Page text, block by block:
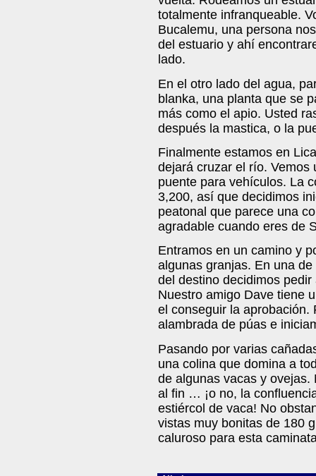
totalmente infranqueable.
Bucalemu, una persona
del estuario y ahí
lado.
En el otro lado del agua,
blanka, una planta que se
más como el apio. Usted
después la mastica, o la
Finalmente estamos en
dejará cruzar el río. Vemos
puente para vehículos. La
3,200, así que decidimos
peatonal que parece una
agradable cuando eres de
Entramos en un camino y
algunas granjas. En una
del destino decidimos
Nuestro amigo Dave tiene
el conseguir la aprobación.
alambrada de púas e
Pasando por varias
una colina que domina a
de algunas vacas y
al fin … ¡o no, la
estiércol de vaca! No
vistas muy bonitas de 180
caluroso para esta